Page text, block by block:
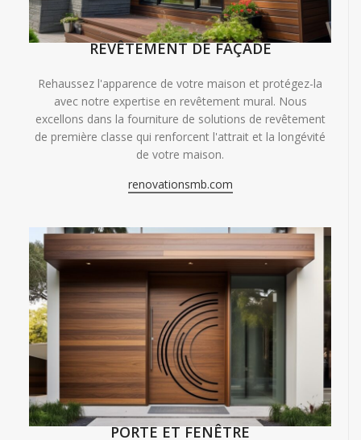
REVÊTEMENT DE FAÇADE
Rehaussez l'apparence de votre maison et protégez-la
avec notre expertise en revêtement mural. Nous
excellons dans la fourniture de solutions de revêtement
de première classe qui renforcent l'attrait et la longévité
de votre maison.
renovationsmb.com
PORTE ET FENÊTRE